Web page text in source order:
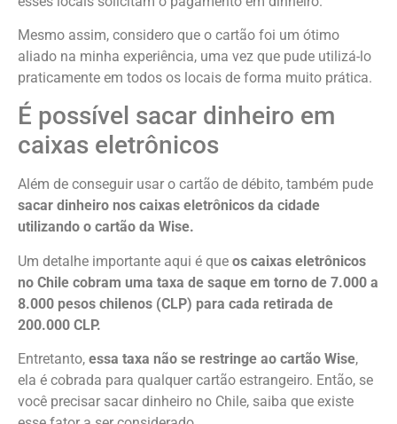
Mesmo assim, considero que o cartão foi um ótimo
aliado na minha experiência, uma vez que pude utilizá-lo
praticamente em todos os locais de forma muito prática.
É possível sacar dinheiro em
caixas eletrônicos
Além de conseguir usar o cartão de débito, também pude
sacar dinheiro nos caixas eletrônicos da cidade
utilizando o cartão da Wise.
Um detalhe importante aqui é que os caixas eletrônicos
no Chile cobram uma taxa de saque em torno de 7.000 a
8.000 pesos chilenos (CLP) para cada retirada de
200.000 CLP.
Entretanto, essa taxa não se restringe ao cartão Wise,
ela é cobrada para qualquer cartão estrangeiro. Então, se
você precisar sacar dinheiro no Chile, saiba que existe